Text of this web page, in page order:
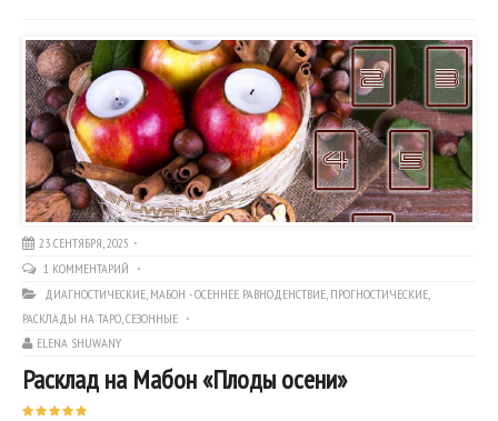
23 СЕНТЯБРЯ, 2025
1 КОММЕНТАРИЙ
ДИАГНОСТИЧЕСКИЕ, МАБОН - ОСЕННЕЕ РАВНОДЕНСТВИЕ, ПРОГНОСТИЧЕСКИЕ,
РАСКЛАДЫ НА ТАРО,СЕЗОННЫЕ
ELENA SHUWANY
Расклад на Мабон «Плоды осени»